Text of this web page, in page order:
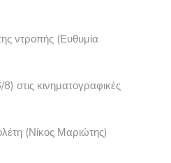
ντροπής (Ευθυμία
στις κινηματογραφικές
(Νίκος Μαριώτης)